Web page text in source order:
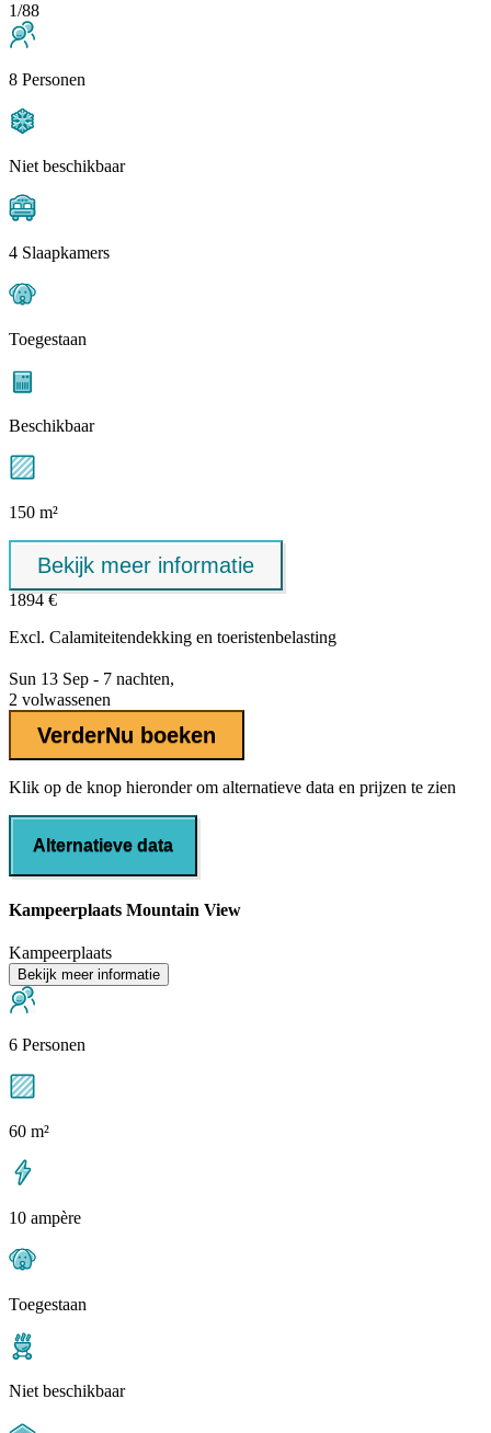
1/88
8 Personen
Niet beschikbaar
4 Slaapkamers
Toegestaan
Beschikbaar
150 m²
Bekijk meer informatie
1894 €
Excl. Calamiteitendekking en toeristenbelasting
Sun 13 Sep - 7 nachten,
2 volwassenen
VerderNu boeken
Klik op de knop hieronder om alternatieve data en prijzen te zien
Alternatieve data
Kampeerplaats Mountain View
Kampeerplaats
Bekijk meer informatie
6 Personen
60 m²
10 ampère
Toegestaan
Niet beschikbaar